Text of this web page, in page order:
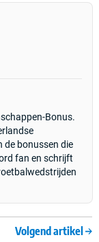
Bonus.
de bonussen die
fan en schrijft
Volgend artikel